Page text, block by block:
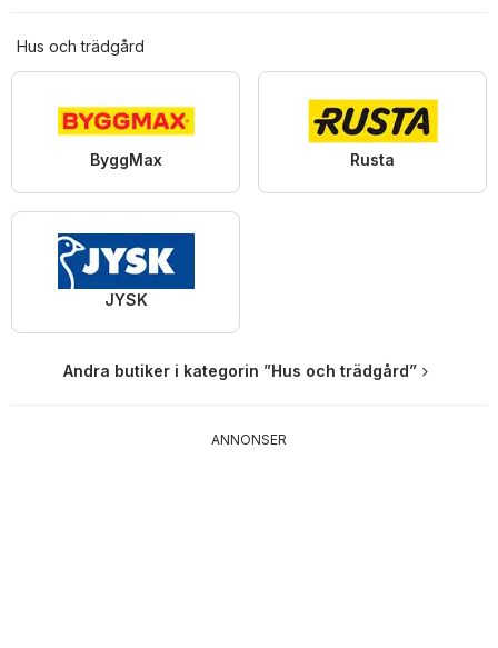
Hus och trädgård
ByggMax Rusta
JYSK
Andra butiker i kategorin ”Hus och trädgård”
ANNONSER